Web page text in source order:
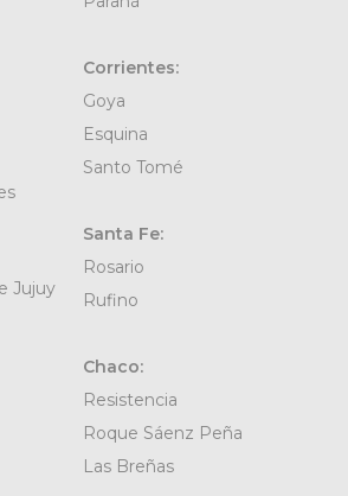
Jujuy
Corrientes:
Goya
Esquina
Santo Tomé
Santa Fe:
Rosario
Rufino
Chaco:
Resistencia
Roque Sáenz Peña
Las Breñas